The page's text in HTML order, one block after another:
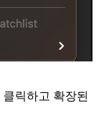
릭하고 확장된